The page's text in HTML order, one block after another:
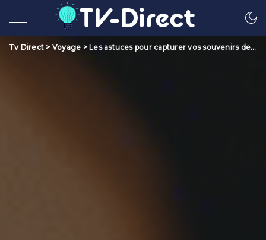
Tv Direct > Voyage >Les astuces pour capturer vos souvenirs de voyage en photo